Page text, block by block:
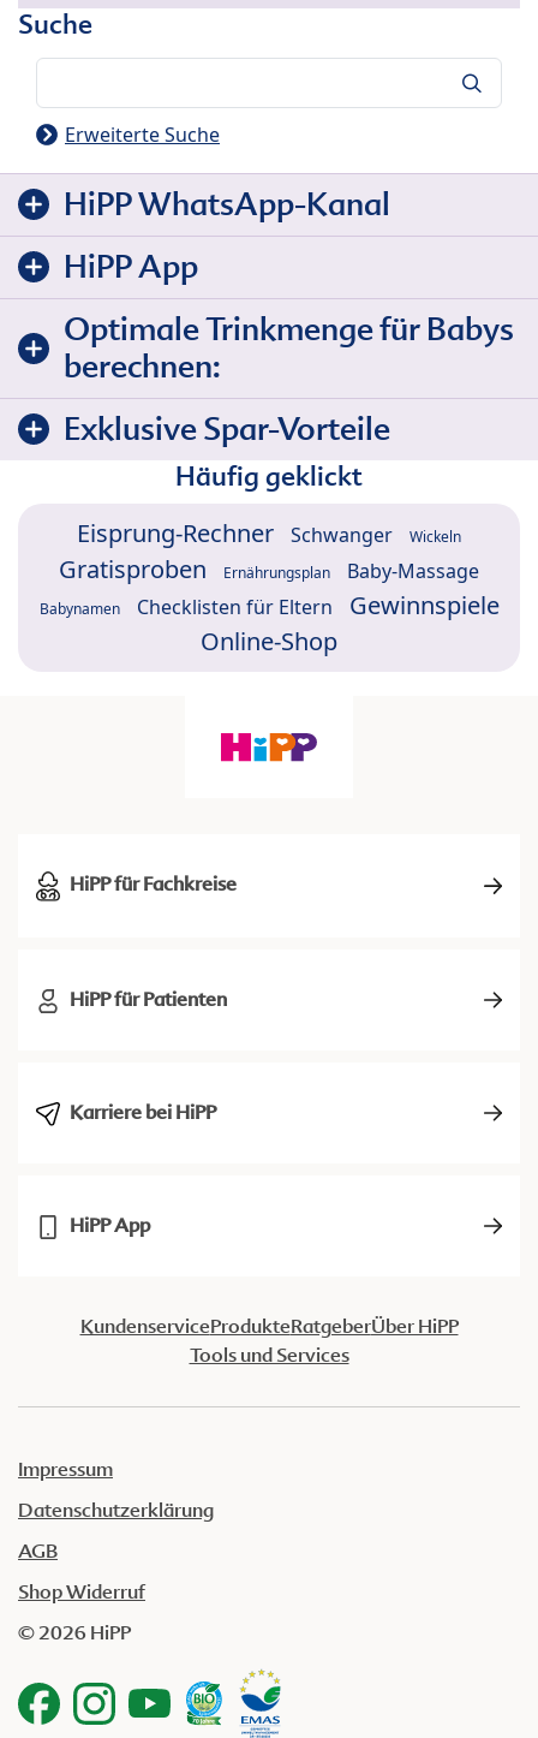
Suche
Erweiterte Suche
HiPP WhatsApp-Kanal
HiPP App
Optimale Trinkmenge für Babys
berechnen:
Exklusive Spar-Vorteile
Häufig geklickt
Eisprung-Rechner Schwanger Wickeln
Gratisproben Ernährungsplan Baby-Massage
Babynamen Checklisten für Eltern
Gewinnspiele
Online-Shop
HiPP für Fachkreise
HiPP für Patienten
Karriere bei HiPP
HiPP App
KundenserviceProdukteRatgeberÜber HiPP
Tools und Services
Impressum
Datenschutzerklärung
AGB
Shop Widerruf
© 2026 HiPP